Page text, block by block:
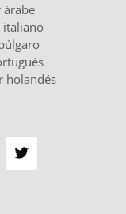
árabe
italiano
holandés